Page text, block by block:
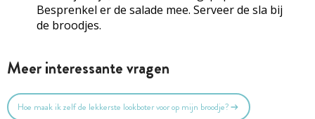
Besprenkel er de salade mee. Serveer de sla bij
de broodjes.
Meer interessante vragen
Hoe maak ik zelf de lekkerste lookboter voor op mijn broodje?